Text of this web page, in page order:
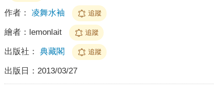
作者： 凌舞水袖 追蹤
繪者： lemonlait 追蹤
出版社： 典藏閣 追蹤
出版日： 2013/03/27